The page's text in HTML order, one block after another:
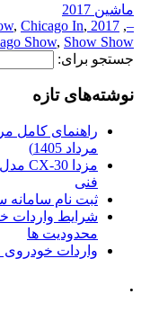
ماشین 2017
–
,
2017 in
, Chicago In,
Show, Show Show
جستجو برای:
نوشته‌های تازه
مرداد 1405)
فنی
ثبت نام
شرایط واردات
محدودیت ها
واردات
.